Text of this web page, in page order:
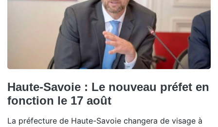
Haute-Savoie : Le nouveau préfet en
fonction le 17 août
La préfecture de Haute-Savoie changera de visage à